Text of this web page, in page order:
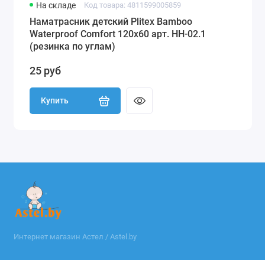
На складе Код товара: 4811599005859
Наматрасник детский Plitex Bamboo
Waterproof Comfort 120х60 арт. НН-02.1
(резинка по углам)
25 руб
Купить
Интернет магазин Астел / Astel.by